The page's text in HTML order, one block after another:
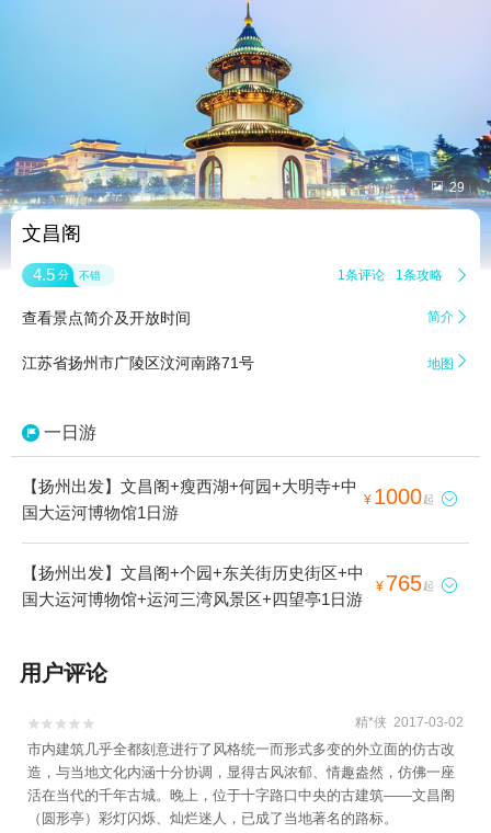
 29
文昌阁
4.5 分 不错 1条评论 1条攻略 
查看景点简介及开放时间 简介 
江苏省扬州市广陵区汶河南路71号 地图 
一日游
【扬州出发】文昌阁+瘦西湖+何园+大明寺+中
国大运河博物馆1日游
¥ 1000起 
【扬州出发】文昌阁+个园+东关街历史街区+中
国大运河博物馆+运河三湾风景区+四望亭1日游
¥ 765起 
用户评论

 精*侠 2017-03-02
市内建筑几乎全都刻意进行了风格统一而形式多变的外立面的仿古改
造，与当地文化内涵十分协调，显得古风浓郁、情趣盎然，仿佛一座
活在当代的千年古城。晚上，位于十字路口中央的古建筑——文昌阁
（圆形亭）彩灯闪烁、灿烂迷人，已成了当地著名的路标。